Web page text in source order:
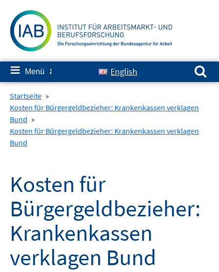
zum
Inhalt
≡ Menü ✘ English
Suchen nach:
Startseite »
Kosten für Bürgergeldbezieher: Krankenkassen verklagen
Bund »
Kosten für Bürgergeldbezieher: Krankenkassen verklagen
Bund
Kosten für
Bürgergeldbezieher:
Krankenkassen
verklagen Bund